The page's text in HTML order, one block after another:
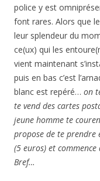
police y est
font rares. Alors que
leur splendeur du
ce(ux) qui les
vient maintenant
puis en bas c’est
blanc est repéré… on
te vend des cartes
jeune homme te
propose de te prendre
(5 euros) et
Bref…